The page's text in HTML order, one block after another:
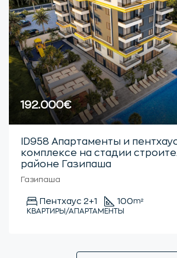
192.000€
ID958 Апартаменты и
комплексе на стадии
районе Газипаша
Газипаша
Пентхаус 2+1 100m²
КВАРТИРЫ/АПАРТАМЕНТЫ